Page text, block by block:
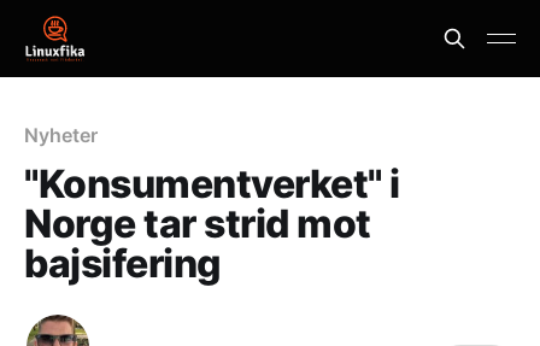
Nyheter
"Konsumentverket" i
Norge tar strid mot
bajsifering